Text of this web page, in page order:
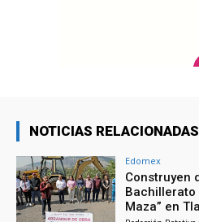
NOTICIAS RELACIONADAS
Edomex
Construyen
Bachillerato
Maza” en